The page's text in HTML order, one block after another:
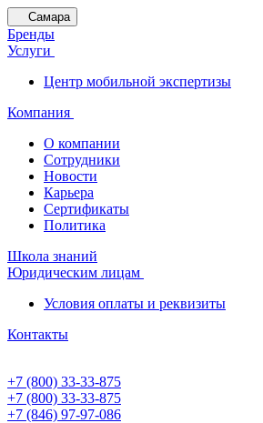
Самара
Бренды
Услуги
Центр мобильной экспертизы
Компания
О компании
Сотрудники
Новости
Карьера
Сертификаты
Политика
Школа знаний
Юридическим лицам
Условия оплаты и реквизиты
Контакты
+7 (800) 33-33-875
+7 (800) 33-33-875
+7 (846) 97-97-086